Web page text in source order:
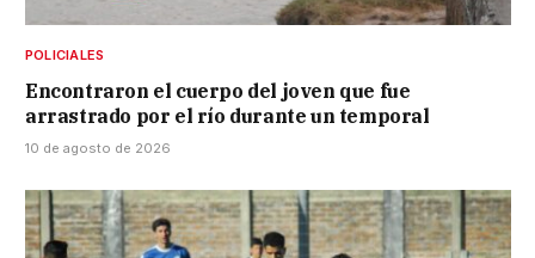
POLICIALES
Encontraron el cuerpo del joven que fue
arrastrado por el río durante un temporal
10 de agosto de 2026